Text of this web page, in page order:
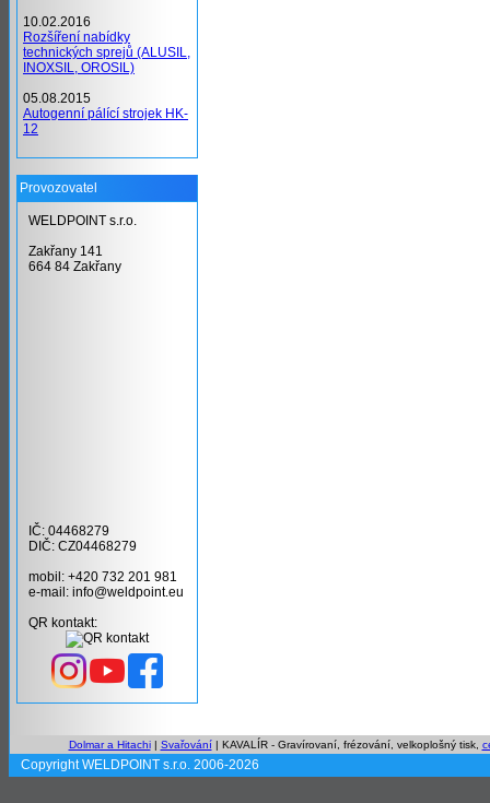
10.02.2016
Rozšíření nabídky
technických sprejů (ALUSIL,
INOXSIL, OROSIL)
05.08.2015
Autogenní pálící strojek HK-
12
Provozovatel
WELDPOINT s.r.o.
Zakřany 141
664 84 Zakřany
IČ: 04468279
DIČ: CZ04468279
mobil: +420 732 201 981
e-mail: info@weldpoint.eu
QR kontakt:
Dolmar a Hitachi| Svařování| KAVALÍR - Gravírovaní, frézování, velkoplošný tisk,
Copyright WELDPOINT s.r.o. 2006-2026